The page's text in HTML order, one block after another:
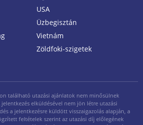
USA
Üzbegisztán
Vietnám
Zöldfoki-szigetek
található utazási ajánlatok nem minősülnek
elküldésével nem jön létre utazási
a jelentkezésre küldött visszaigazolás alapján, a
feltételek szerint az utazási díj előlegének